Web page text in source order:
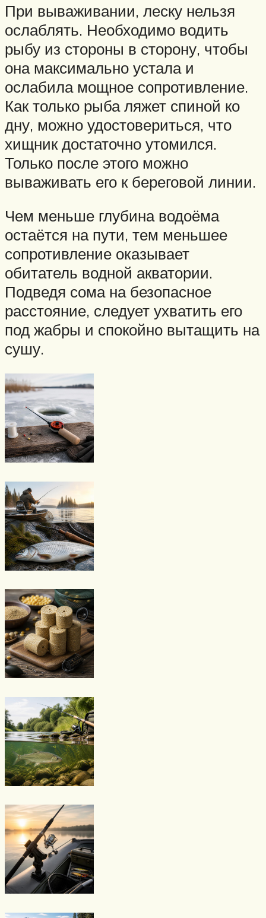
При вываживании, леску нельзя
ослаблять. Необходимо водить
рыбу из стороны в сторону, чтобы
она максимально устала и
ослабила мощное сопротивление.
Как только рыба ляжет спиной ко
дну, можно удостовериться, что
хищник достаточно утомился.
Только после этого можно
вываживать его к береговой линии.
Чем меньше глубина водоёма
остаётся на пути, тем меньшее
сопротивление оказывает
обитатель водной акватории.
Подведя сома на безопасное
расстояние, следует ухватить его
под жабры и спокойно вытащить на
сушу.